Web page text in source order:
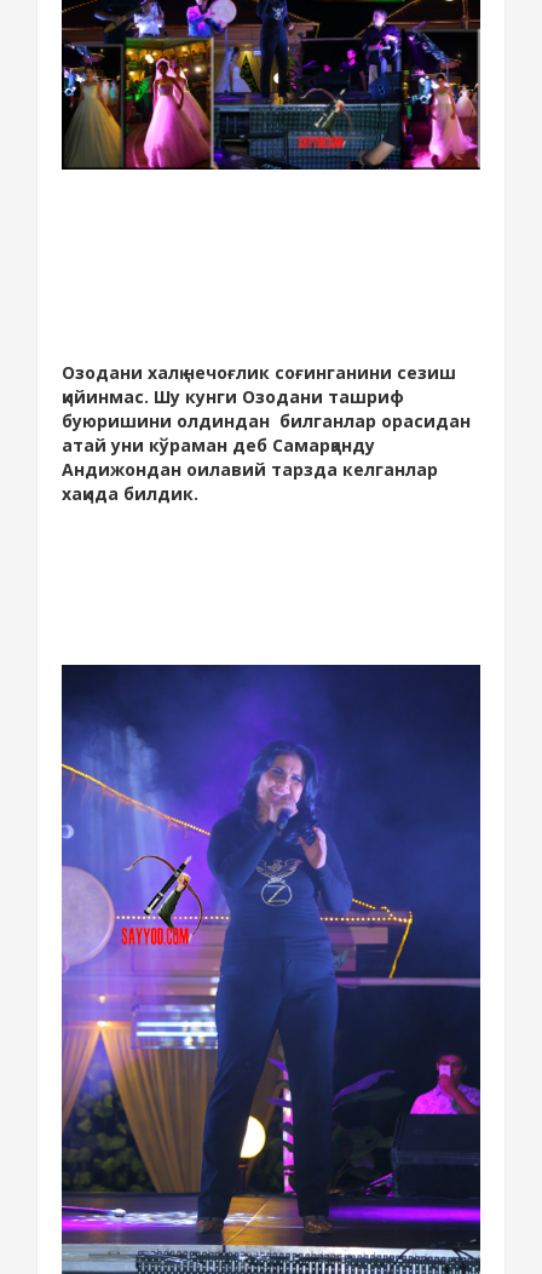
Озодани халқ нечоғлик соғинганини сезиш
қийинмас. Шу кунги Озодани ташриф
буюришини олдиндан билганлар орасидан
атай уни кўраман деб Самарқанду
Андижондан оилавий тарзда келганлар
хақида билдик.